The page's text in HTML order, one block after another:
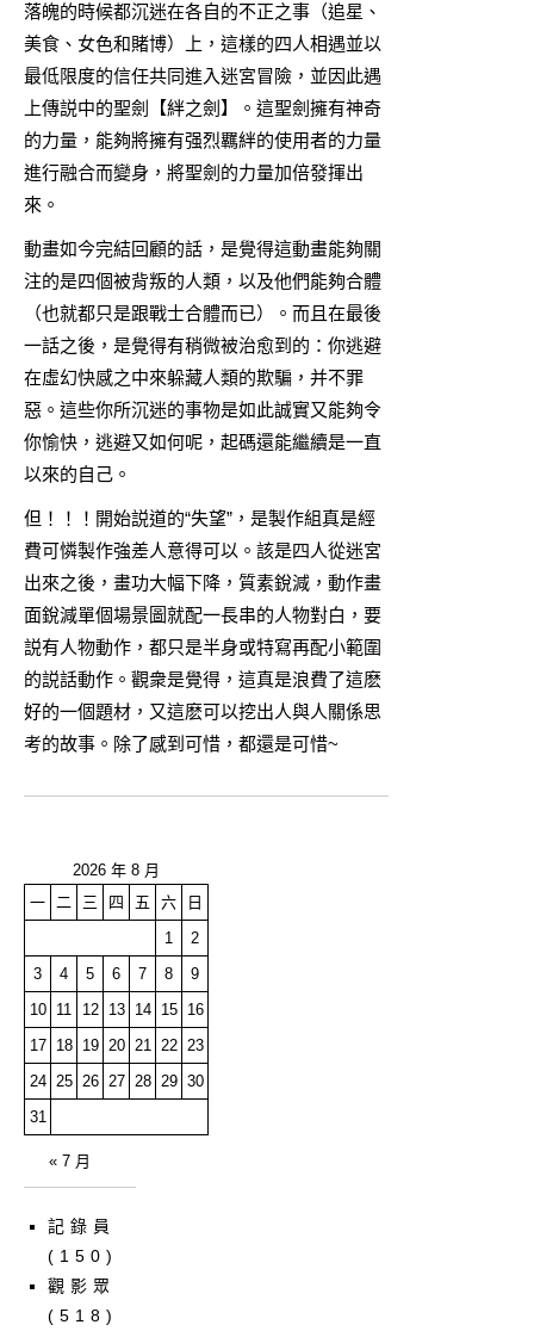
落魄的時候都沉迷在各自的不正之事（追星、
美食、女色和賭博）上，這樣的四人相遇並以
最低限度的信任共同進入迷宮冒險，並因此遇
上傳説中的聖劍【絆之劍】。這聖劍擁有神奇
的力量，能夠將擁有强烈羈絆的使用者的力量
進行融合而變身，將聖劍的力量加倍發揮出
來。
動畫如今完結回顧的話，是覺得這動畫能夠關
注的是四個被背叛的人類，以及他們能夠合體
（也就都只是跟戰士合體而已）。而且在最後
一話之後，是覺得有稍微被治愈到的：你逃避
在虛幻快感之中來躲藏人類的欺騙，并不罪
惡。這些你所沉迷的事物是如此誠實又能夠令
你愉快，逃避又如何呢，起碼還能繼續是一直
以來的自己。
但！！！開始説道的“失望”，是製作組真是經
費可憐製作強差人意得可以。該是四人從迷宮
出來之後，畫功大幅下降，質素銳減，動作畫
面銳減單個場景圖就配一長串的人物對白，要
説有人物動作，都只是半身或特寫再配小範圍
的説話動作。觀衆是覺得，這真是浪費了這麽
好的一個題材，又這麽可以挖出人與人關係思
考的故事。除了感到可惜，都還是可惜~
2026 年 8 月
一 二 三 四 五 六
日
1
2
3
4 5 6 7 8
9
10
11 12 13 14 15
16
17
18 19 20 21 22 23
24 25 26 27 28 29 30
31
« 7 月
記錄員
(150)
觀影眾
(518)